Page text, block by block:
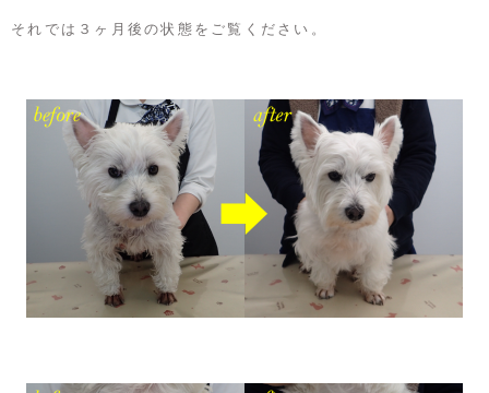
それでは３ヶ月後の状態をご覧ください。